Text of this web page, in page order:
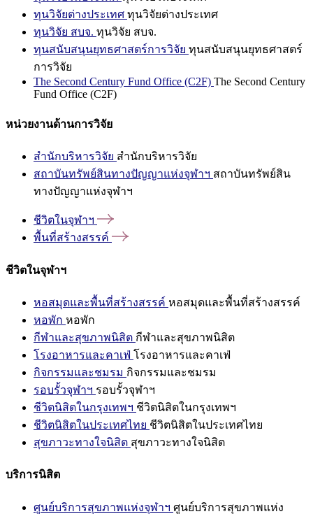
ทุนวิจัยต่างประเทศ ทุนวิจัยต่างประเทศ
ทุนวิจัย สบจ. ทุนวิจัย สบจ.
ทุนสนับสนุนยุทธศาสตร์การวิจัย ทุนสนับสนุนยุทธศาสตร์
การวิจัย
The Second Century Fund Office (C2F) The Second Century
Fund Office (C2F)
หน่วยงานด้านการวิจัย
สำนักบริหารวิจัย สำนักบริหารวิจัย
สถาบันทรัพย์สินทางปัญญาแห่งจุฬาฯ สถาบันทรัพย์สิน
ทางปัญญาแห่งจุฬาฯ
ชีวิตในจุฬาฯ
พื้นที่สร้างสรรค์
ชีวิตในจุฬาฯ
หอสมุดและพื้นที่สร้างสรรค์ หอสมุดและพื้นที่สร้างสรรค์
หอพัก หอพัก
กีฬาและสุขภาพนิสิต กีฬาและสุขภาพนิสิต
โรงอาหารและคาเฟ่ โรงอาหารและคาเฟ่
กิจกรรมและชมรม กิจกรรมและชมรม
รอบรั้วจุฬาฯ รอบรั้วจุฬาฯ
ชีวิตนิสิตในกรุงเทพฯ ชีวิตนิสิตในกรุงเทพฯ
ชีวิตนิสิตในประเทศไทย ชีวิตนิสิตในประเทศไทย
สุขภาวะทางใจนิสิต สุขภาวะทางใจนิสิต
บริการนิสิต
ศูนย์บริการสุขภาพแห่งจุฬาฯ ศูนย์บริการสุขภาพแห่ง